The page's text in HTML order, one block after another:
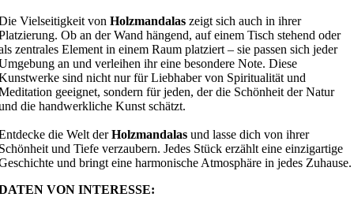
Vielseitigkeit von Holzmandalas zeigt sich auch in ihrer
Ob an der Wand hängend, auf einem Tisch stehend oder
zentrales Element in einem Raum platziert – sie passen sich jeder
an und verleihen ihr eine besondere Note. Diese
sind nicht nur für Liebhaber von Spiritualität und
geeignet, sondern für jeden, der die Schönheit der Natur
die handwerkliche Kunst schätzt.
die Welt derHolzmandalas und lasse dich von ihrer
und Tiefe verzaubern. Jedes Stück erzählt eine einzigartige
und bringt eine harmonische Atmosphäre in jedes Zuhause.
VON INTERESSE: